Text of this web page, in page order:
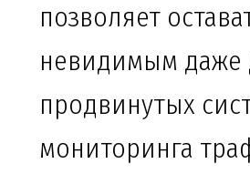
позволяет
невидимым даже
продвинутых
мониторинга